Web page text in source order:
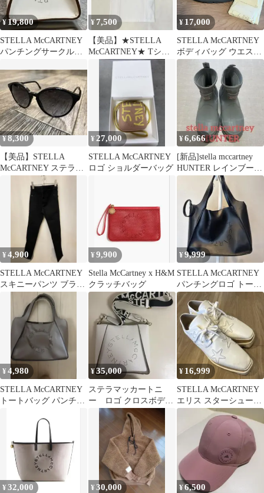
¥19,800
STELLA McCARTNEY
パンチングサークルロ
¥ 7,500
【美品】★STELLA
McCARTNEY★ Tシャ
ツ サイズXS
¥ 17,000
STELLA McCARTNEY
ボディバッグ ウエスト
ポーチ
¥8,300
【美品】STELLA
McCARTNEY ステラマ
ッカートニー サングラ
¥ 27,000
STELLA McCARTNEY
ロゴ ショルダーバッグ
¥6,666
[新品]stella mccartney
HUNTER レインブーツ
boots
¥4,900
STELLA McCARTNEY
スキニーパンツ ブラッ
¥9,900
Stella McCartney x H&M
クラッチバッグ
¥9,999
STELLA McCARTNEY
パンチングロゴ トート
バッグ
¥4,980
STELLA McCARTNEY
トートバッグ パンチン
¥35,000
ステラマッカートニ
ー ロゴ クロスボディ
バッグ
¥ 16,999
STELLA McCARTNEY
エリス スターシューズ
ホワイト
¥32,000 ¥30,000 ¥6,500